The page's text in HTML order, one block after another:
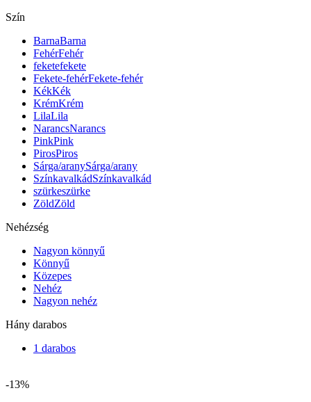
Szín
BarnaBarna
FehérFehér
feketefekete
Fekete-fehérFekete-fehér
KékKék
KrémKrém
LilaLila
NarancsNarancs
PinkPink
PirosPiros
Sárga/aranySárga/arany
SzínkavalkádSzínkavalkád
szürkeszürke
ZöldZöld
Nehézség
Nagyon könnyű
Könnyű
Közepes
Nehéz
Nagyon nehéz
Hány darabos
1 darabos
-13%